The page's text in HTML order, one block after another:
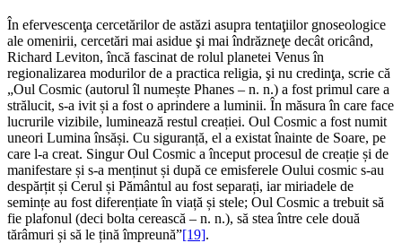
În efervescenţa cercetărilor de astăzi asupra tentaţiilor gnoseologice
ale omenirii, cercetări mai asidue şi mai îndrăzneţe decât oricând,
Richard Leviton, încă fascinat de rolul planetei Venus în
regionalizarea modurilor de a practica religia, şi nu credinţa, scrie că
„Oul Cosmic (autorul îl numește Phanes – n. n.) a fost primul care a
strălucit, s-a ivit și a fost o aprindere a luminii. În măsura în care face
lucrurile vizibile, luminează restul creației. Oul Cosmic a fost numit
uneori Lumina însăși. Cu siguranță, el a existat înainte de Soare, pe
care l-a creat. Singur Oul Cosmic a început procesul de creație și de
manifestare și s-a menținut și după ce emisferele Oului cosmic s-au
despărțit și Cerul și Pământul au fost separați, iar miriadele de
semințe au fost diferențiate în viață și stele; Oul Cosmic a trebuit să
fie plafonul (deci bolta cerească – n. n.), să stea între cele două
tărâmuri și să le țină împreună”[19].